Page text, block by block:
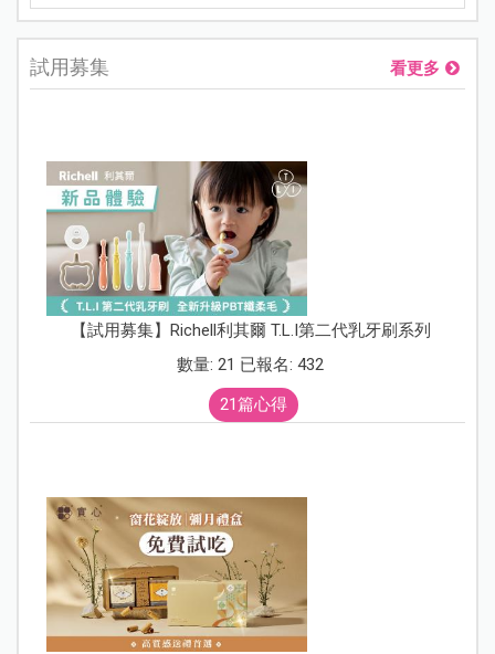
試用募集 看更多
【試用募集】Richell利其爾 T.L.I第二代乳牙刷系列
數量: 21 已報名: 432
21篇心得